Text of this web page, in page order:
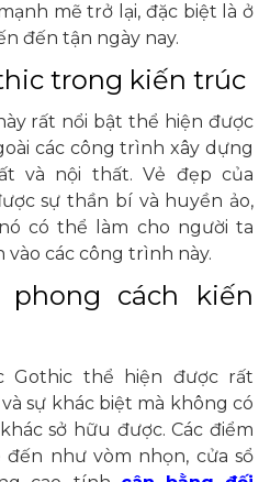
mẽ trở lại, đặc biệt là ở
đến tận ngày nay.
trong kiến trúc
rất nổi bật thể hiện được
các công trình xây dựng
và nội thất. Vẻ đẹp của
sự thần bí và huyền ảo,
có thể làm cho người ta
vào các công trình này.
cách kiến
Gothic thể hiện được rất
sự khác biệt mà không có
sở hữu được. Các điểm
như vòm nhọn, cửa sổ